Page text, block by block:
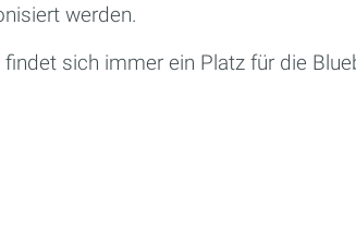
werden.
sich immer ein Platz für die